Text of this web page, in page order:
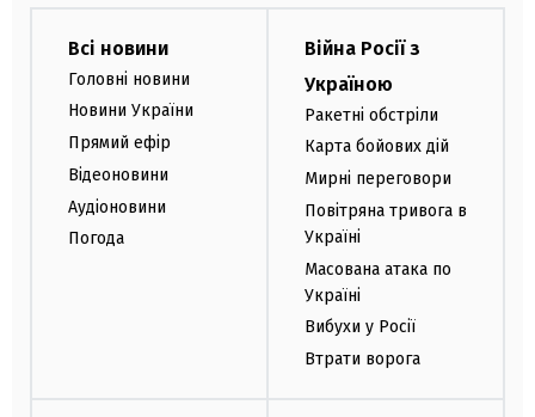
Всі новини
Головні новини
Новини України
Прямий ефір
Відеоновини
Аудіоновини
Погода
Війна Росії з
Україною
Ракетні обстріли
Карта бойових дій
Мирні переговори
Повітряна тривога в
Україні
Масована атака по
Україні
Вибухи у Росії
Втрати ворога